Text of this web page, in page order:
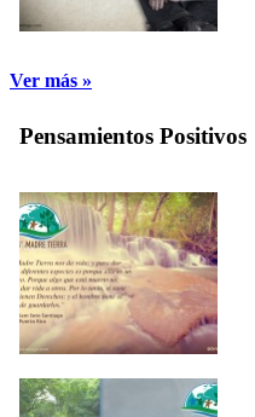
Ver más »
Pensamientos Positivos